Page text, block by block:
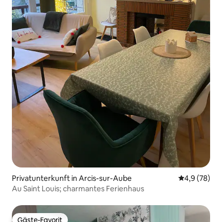
Privatunterkunft in Arcis-sur-Aube
4,9 (78)
Au Saint Louis; charmantes Ferienhaus
Gäste-Favorit